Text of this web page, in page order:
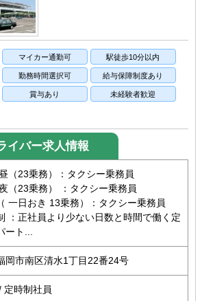
マイカー通勤可 駅徒歩10分以内
勤務時間選択可 給与保障制度あり
賞与あり 未経験者歓迎
イバー求人情報
（23乗務）：タクシー乗務員
（23乗務） ：タクシー乗務員
一日おき 13乗務）：タクシー乗務員
：正社員より少ない日数と時間で働く定
ート...
岡市南区清水1丁目22番24号
定時制社員